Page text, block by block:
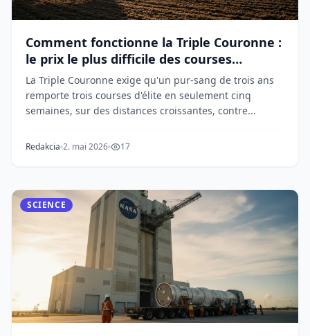
Comment fonctionne la Triple Couronne :
le prix le plus difficile des courses
hippiques
La Triple Couronne exige qu'un pur-sang de trois ans
remporte trois courses d'élite en seulement cinq
semaines, sur des distances croissantes, contre...
Redakcia 2. mai 2026 17
SCIENCE